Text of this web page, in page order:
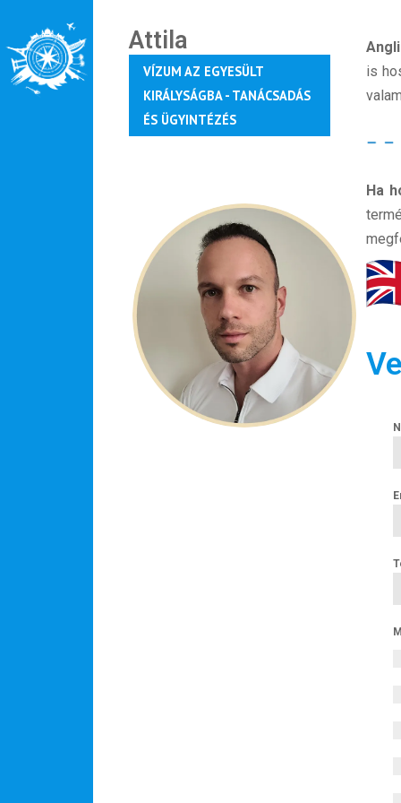
Attila
VÍZUM AZ EGYESÜLT
KIRÁLYSÁGBA - TANÁCSADÁS
ÉS ÜGYINTÉZÉS
is
Ha